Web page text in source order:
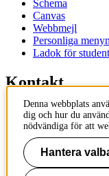
Schema
Canvas
Webbmejl
Personliga menyn
Ladok för
Kontakt
Kontakta
Kontakta kurs
IT-support
KTH Entré
Denna webbplats
dig och hur du
nödvändiga för att
Hantera